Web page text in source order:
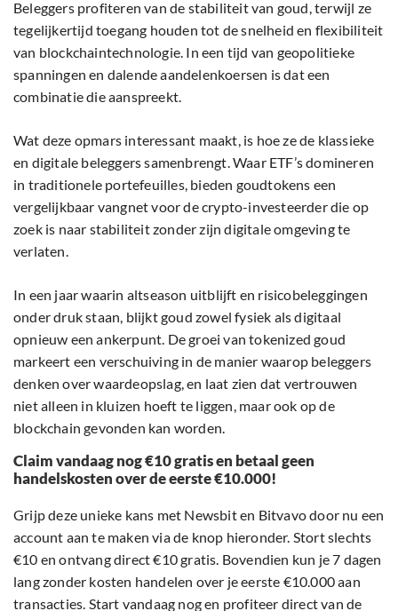
Beleggers profiteren van de stabiliteit van goud, terwijl ze
tegelijkertijd toegang houden tot de snelheid en flexibiliteit
van blockchaintechnologie. In een tijd van geopolitieke
spanningen en dalende aandelenkoersen is dat een
combinatie die aanspreekt.
Wat deze opmars interessant maakt, is hoe ze de klassieke
en digitale beleggers samenbrengt. Waar ETF’s domineren
in traditionele portefeuilles, bieden goudtokens een
vergelijkbaar vangnet voor de crypto-investeerder die op
zoek is naar stabiliteit zonder zijn digitale omgeving te
verlaten.
In een jaar waarin altseason uitblijft en risicobeleggingen
onder druk staan, blijkt goud zowel fysiek als digitaal
opnieuw een ankerpunt. De groei van tokenized goud
markeert een verschuiving in de manier waarop beleggers
denken over waardeopslag, en laat zien dat vertrouwen
niet alleen in kluizen hoeft te liggen, maar ook op de
blockchain gevonden kan worden.
Claim vandaag nog €10 gratis en betaal geen
handelskosten over de eerste €10.000!
Grijp deze unieke kans met Newsbit en Bitvavo door nu een
account aan te maken via de knop hieronder. Stort slechts
€10 en ontvang direct €10 gratis. Bovendien kun je 7 dagen
lang zonder kosten handelen over je eerste €10.000 aan
transacties. Start vandaag nog en profiteer direct van de